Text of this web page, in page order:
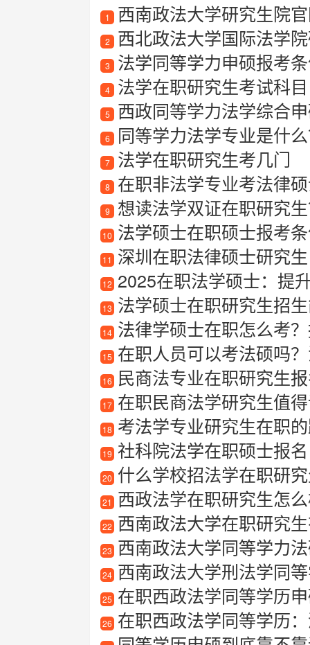
1 西南政法大学研究生院
2 西北政法大学国际法学
3 法学同等学力申硕报考
4 法学在职研究生考试科目
5 西政同等学力法学综合
6 同等学力法学专业是什
7 法学在职研究生考几门
8 在职非法学专业考法律
9 想读法学双证在职研究
10 法学硕士在职硕士报考
11 深圳在职法律硕士研究生
12 2025在职法学硕士：提
13 法学硕士在职研究生招
14 法律学硕士在职怎么考
15 在职人员可以考法硕吗
16 民商法专业在职研究生
17 在职民商法学研究生值
18 考法学专业研究生在职
19 社科院法学在职硕士报名
20 什么学校招法学在职研
21 西政法学在职研究生怎
22 西南政法大学在职研究
23 西南政法大学同等学力
24 西南政法大学刑法学同
25 在职西政法学同等学历
26 在职西政法学同等学历